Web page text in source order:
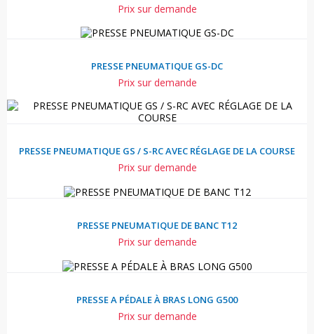
Prix sur demande
PRESSE PNEUMATIQUE GS-DC
Prix sur demande
PRESSE PNEUMATIQUE GS / S-RC AVEC RÉGLAGE DE LA COURSE
Prix sur demande
PRESSE PNEUMATIQUE DE BANC T12
Prix sur demande
PRESSE A PÉDALE À BRAS LONG G500
Prix sur demande